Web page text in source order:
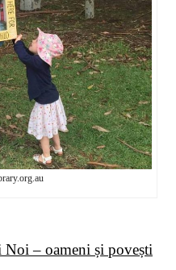
Noi – oameni și povești